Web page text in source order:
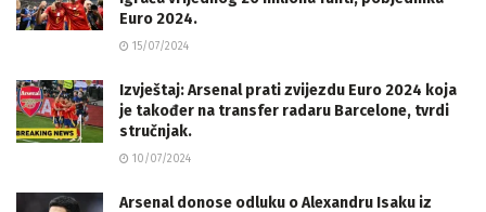
Euro 2024.
15/07/2024
Izvještaj: Arsenal prati zvijezdu Euro 2024 koja
je također na transfer radaru Barcelone, tvrdi
stručnjak.
10/07/2024
Arsenal donose odluku o Alexandru Isaku iz